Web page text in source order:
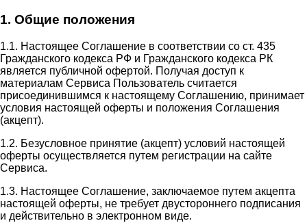
1. Общие положения
1.1. Настоящее Соглашение в соответствии со ст. 435
Гражданского кодекса РФ и Гражданского кодекса РК
является публичной офертой. Получая доступ к
материалам Сервиса Пользователь считается
присоединившимся к настоящему Соглашению, принимает
условия настоящей оферты и положения Соглашения
(акцепт).
1.2. Безусловное принятие (акцепт) условий настоящей
оферты осуществляется путем регистрации на сайте
Сервиса.
1.3. Настоящее Соглашение, заключаемое путем акцепта
настоящей оферты, не требует двустороннего подписания
и действительно в электронном виде.